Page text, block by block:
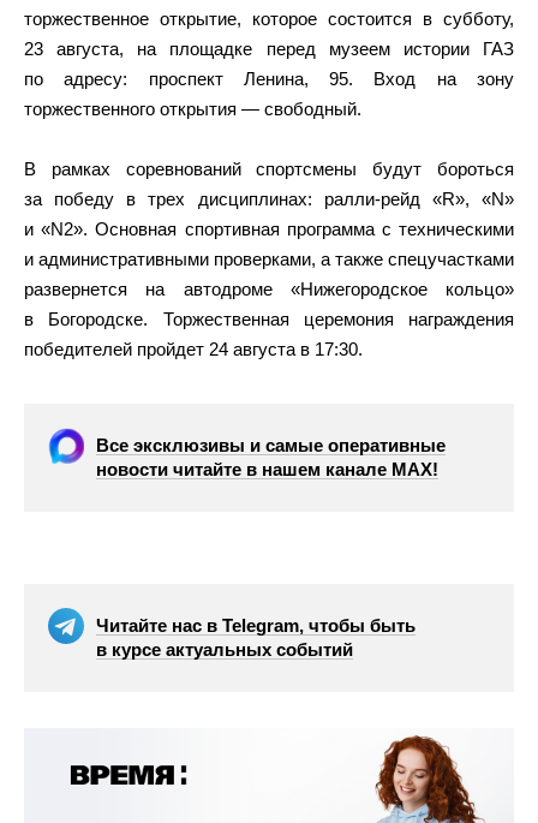
торжественное открытие, которое состоится в субботу,
23 августа, на площадке перед музеем истории ГАЗ
по адресу: проспект Ленина, 95. Вход на зону
торжественного открытия — свободный.
В рамках соревнований спортсмены будут бороться
за победу в трех дисциплинах: ралли-рейд «R», «N»
и «N2». Основная спортивная программа с техническими
и административными проверками, а также спецучастками
развернется на автодроме «Нижегородское кольцо»
в Богородске. Торжественная церемония награждения
победителей пройдет 24 августа в 17:30.
Все эксклюзивы и самые оперативные
новости читайте в нашем канале МАХ!
Читайте нас в Telegram, чтобы быть
в курсе актуальных событий